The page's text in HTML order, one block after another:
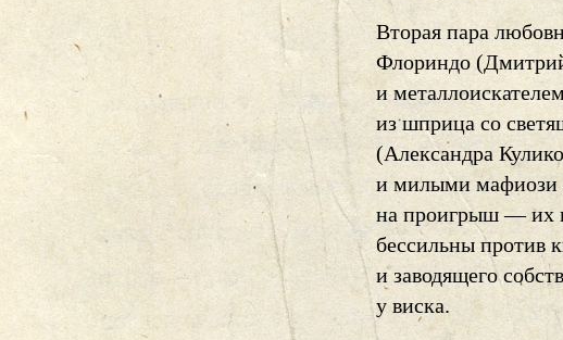
Вторая пара
Флориндо
и
из шприца со
(Александра
и милыми мафиози
на проигрыш — их
бессильны против
и заводящего
у виска.